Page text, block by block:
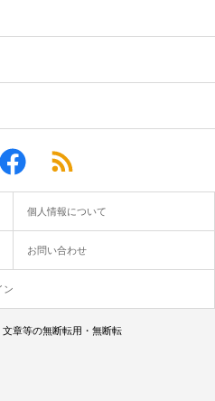
間に、何個か女子校の文化
この界隈で。
東大の五月祭とか慶応の三田
人が多くてその中でプロにな
3年から大学1年ぐらいの中で
んですよ。白金界隈でも「あ
があったのかもしれない。
出してたからね。小室（等）
個人情報について
お問い合わせ
ン
章等の無断転用・無断転